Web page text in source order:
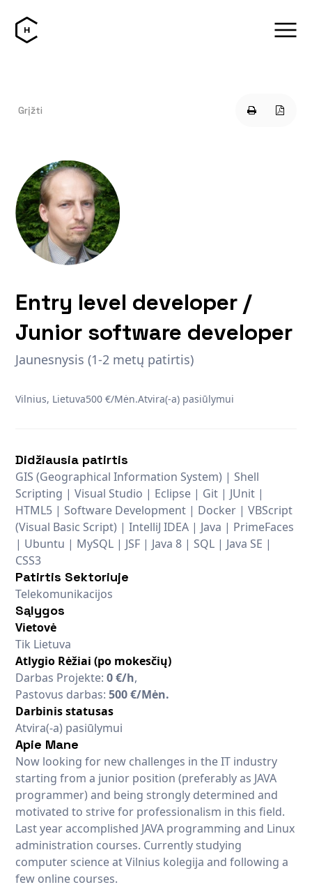
Grįžti
Entry level developer /
Junior software developer
Jaunesnysis (1-2 metų patirtis)
Vilnius, Lietuva500 €/Mėn.Atvira(-a) pasiūlymui
Didžiausia patirtis
GIS (Geographical Information System) | Shell
Scripting | Visual Studio | Eclipse | Git | JUnit |
HTML5 | Software Development | Docker | VBScript
(Visual Basic Script) | IntelliJ IDEA | Java | PrimeFaces
| Ubuntu | MySQL | JSF | Java 8 | SQL | Java SE |
CSS3
Patirtis Sektoriuje
Telekomunikacijos
Sąlygos
Vietovė
Tik Lietuva
Atlygio Rėžiai (po mokesčių)
Darbas Projekte:0 €/h,
Pastovus darbas:500 €/Mėn.
Darbinis statusas
Atvira(-a) pasiūlymui
Apie Mane
Now looking for new challenges in the IT industry
starting from a junior position (preferably as JAVA
programmer) and being strongly determined and
motivated to strive for professionalism in this field.
Last year accomplished JAVA programming and Linux
administration courses. Currently studying
computer science at Vilnius kolegija and following a
few online courses.